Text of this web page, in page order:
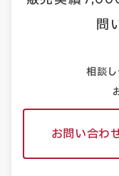
問
相談
お問い合わ